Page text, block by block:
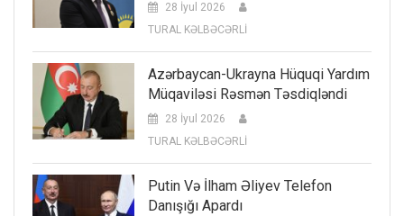
28 İyul 2026
TURAL KƏLBƏCƏRLİ
Azərbaycan-Ukrayna Hüquqi Yardım
Müqaviləsi Rəsmən Təsdiqləndi
28 İyul 2026
TURAL KƏLBƏCƏRLİ
Putin Və İlham Əliyev Telefon
Danışığı Apardı